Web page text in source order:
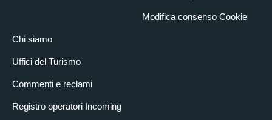
Chi siamo
Uffici del Turismo
Commenti e reclami
Registro operatori Incoming
Modifica consenso Cookie